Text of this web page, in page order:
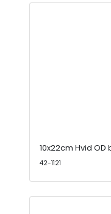
10x22cm Hvid OD
42-1121